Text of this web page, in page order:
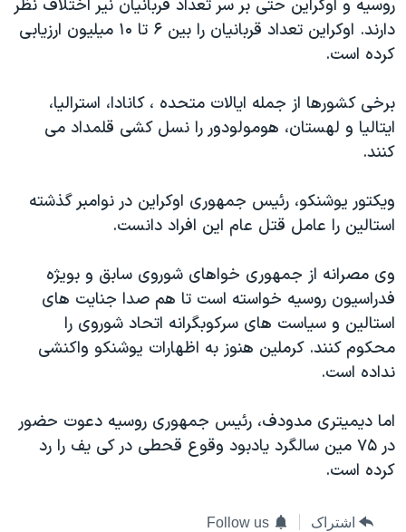
روسیه و اوکراین حتی بر سر تعداد قربانیان نیر اختلاف نظر
دارند. اوکراین تعداد قربانیان را بین ۶ تا ۱۰ میلیون ارزیابی
کرده است.
برخی کشورها از جمله ایالات متحده ، کانادا، استرالیا،
ایتالیا و لهستان، هومولودور را نسل کشی قلمداد می
کنند.
ویکتور یوشنکو، رئیس جمهوری اوکراین در نوامبر گذشته
استالین را عامل قتل عام این افراد دانست.
وی مصرانه از جمهوری خواهای شوروی سابق و بویژه
فدراسیون روسیه خواسته است تا هم صدا جنایت های
استالین و سیاست های سرکوبگرانه اتحاد شوروی را
محکوم کنند. کرملین هنوز به اظهارات یوشنکو واکنشی
نداده است.
اما دیمیتری مدودف، رئیس جمهوری روسیه دعوت حضور
در ۷۵ مین سالگرد یادبود وقوع قحطی در کی یف را رد
کرده است.
اشتراک Follow us